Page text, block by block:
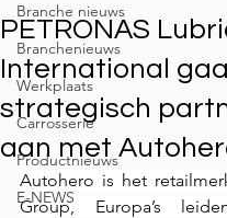
Branche nieuws
Branchenieuws
Werkplaats
Carrosserie
Productnieuws
E-NEWS
PETRONAS
International
strategisch
aan met
Autohero is het
Group, Europa’s